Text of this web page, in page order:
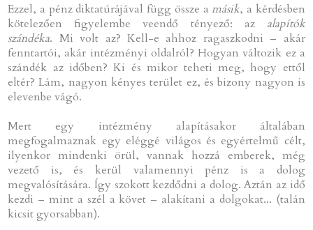
Ezzel, a pénz diktatúrájával függ össze a másik, a kérdésben
kötelezően figyelembe veendő tényező: az alapítók
szándéka. Mi volt az? Kell-e ahhoz ragaszkodni – akár
fenntartói, akár intézményi oldalról? Hogyan változik ez a
szándék az időben? Ki és mikor teheti meg, hogy ettől
eltér? Lám, nagyon kényes terület ez, és bizony nagyon is
elevenbe vágó.
Mert egy intézmény alapításakor általában
megfogalmaznak egy eléggé világos és egyértelmű célt,
ilyenkor mindenki örül, vannak hozzá emberek, még
vezető is, és kerül valamennyi pénz is a dolog
megvalósítására. Így szokott kezdődni a dolog. Aztán az idő
kezdi – mint a szél a követ – alakítani a dolgokat... (talán
kicsit gyorsabban).